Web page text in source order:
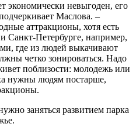
экономически невыгоден, его
Маслова. –
аттракционы, хотя есть
Санкт-Петербурге, например,
где из людей выкачивают
четко зонироваться. Надо
поблизости: молодежь или
нужны людям постарше,
заняться развитием парка